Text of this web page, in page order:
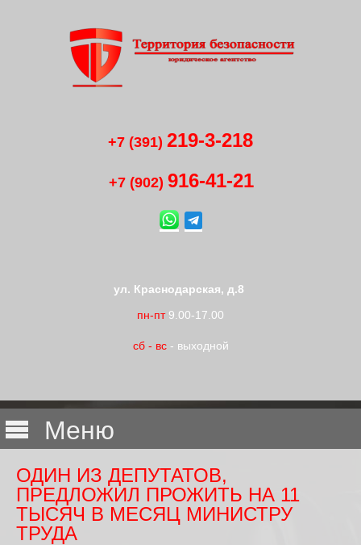
+7 (391) 219-3-218
+7 (902) 916-41-21
ул. Краснодарская, д.8
пн-пт9.00-17.00
сб - вс - выходной
Меню
ОДИН ИЗ ДЕПУТАТОВ,
ПРЕДЛОЖИЛ ПРОЖИТЬ НА 11
ТЫСЯЧ В МЕСЯЦ МИНИСТРУ
ТРУДА